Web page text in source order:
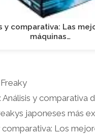
y comparativa: Las
máquinas…
Análisis y comparativa
japoneses más
comparativa: Los